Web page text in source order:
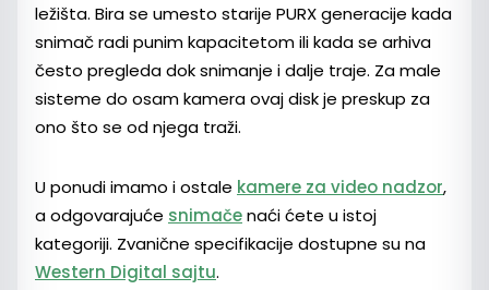
ležišta. Bira se umesto starije PURX generacije kada
snimač radi punim kapacitetom ili kada se arhiva
često pregleda dok snimanje i dalje traje. Za male
sisteme do osam kamera ovaj disk je preskup za
ono što se od njega traži.
U ponudi imamo i ostale kamere za video nadzor,
a odgovarajuće snimačenaći ćete u istoj
kategoriji. Zvanične specifikacije dostupne su na
Western Digital sajtu.